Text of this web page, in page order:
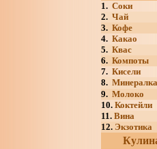
1. Соки
2. Чай
3. Кофе
4. Какао
5. Квас
6. Компоты
7. Кисели
8. Минералка
9. Молоко
10. Коктейли
11. Вина
12. Экзотика